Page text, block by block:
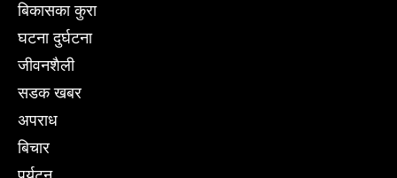
बिकासका कुरा
घटना दुर्घटना
जीवनशैली
सडक खबर
अपराध
बिचार